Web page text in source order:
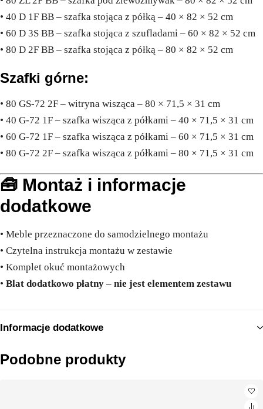
• 40 D 1F BB – szafka stojąca z półką – 40 × 82 × 52 cm
• 60 D 3S BB – szafka stojąca z szufladami – 60 × 82 × 52 cm
• 80 D 2F BB – szafka stojąca z półką – 80 × 82 × 52 cm
Szafki górne:
• 80 GS-72 2F – witryna wisząca – 80 × 71,5 × 31 cm
• 40 G-72 1F – szafka wisząca z półkami – 40 × 71,5 × 31 cm
• 60 G-72 1F – szafka wisząca z półkami – 60 × 71,5 × 31 cm
• 80 G-72 2F – szafka wisząca z półkami – 80 × 71,5 × 31 cm
🧰 Montaż i informacje
dodatkowe
• Meble przeznaczone do samodzielnego montażu
• Czytelna instrukcja montażu w zestawie
• Komplet okuć montażowych
• Blat dodatkowo płatny – nie jest elementem zestawu
Informacje dodatkowe
Podobne produkty